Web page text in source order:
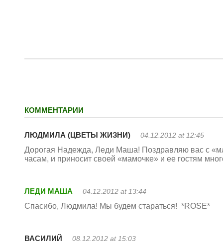
КОММЕНТАРИИ
ЛЮДМИЛА (ЦВЕТЫ ЖИЗНИ) 04.12.2012 at 12:45
Дорогая Надежда, Леди Маша! Поздравляю вас с
часам, и приносит своей «мамочке» и ее гостям
ЛЕДИ МАША 04.12.2012 at 13:44
Спасибо, Людмила! Мы будем стараться! *ROSE*
ВАСИЛИЙ 08.12.2012 at 15:03